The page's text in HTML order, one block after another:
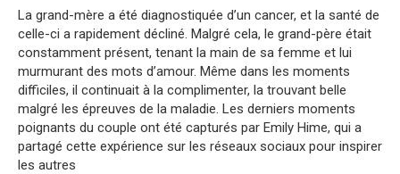
La grand-mère a été diagnostiquée d’un cancer, et la santé de
celle-ci a rapidement décliné. Malgré cela, le grand-père était
constamment présent, tenant la main de sa femme et lui
murmurant des mots d’amour. Même dans les moments
difficiles, il continuait à la complimenter, la trouvant belle
malgré les épreuves de la maladie. Les derniers moments
poignants du couple ont été capturés par Emily Hime, qui a
partagé cette expérience sur les réseaux sociaux pour inspirer
les autres